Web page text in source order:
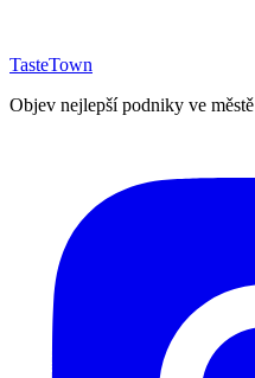
TasteTown
Objev nejlepší podniky ve městě